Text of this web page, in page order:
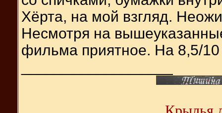
Хёрта, на мой взгляд.
Несмотря на
фильма приятное. На 8,5/10